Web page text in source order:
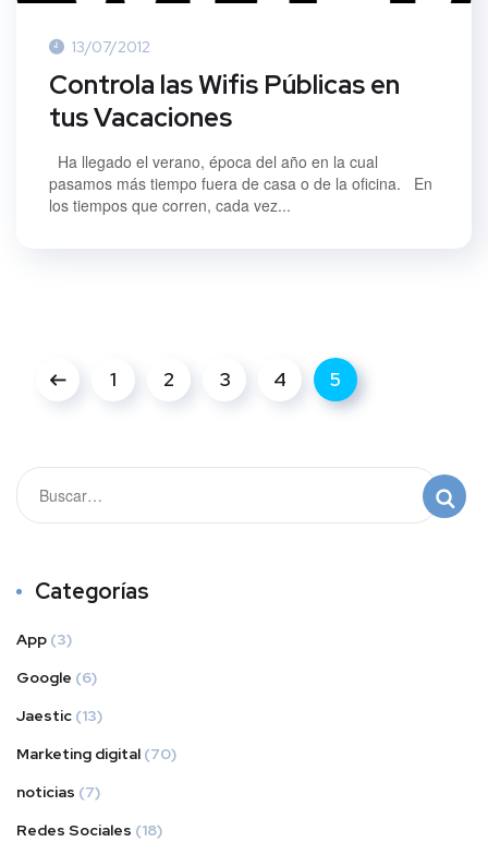
13/07/2012
Controla las Wifis Públicas en
tus Vacaciones
Ha llegado el verano, época del año en la cual
pasamos más tiempo fuera de casa o de la oficina. En
los tiempos que corren, cada vez...
1 2 3 4 5
Categorías
App (3)
Google (6)
Jaestic (13)
Marketing digital (70)
noticias (7)
Redes Sociales (18)